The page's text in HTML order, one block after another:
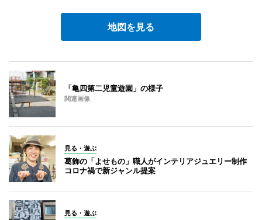
地図を見る
「亀四第二児童遊園」の様子
関連画像
見る・遊ぶ
葛飾の「よせもの」職人がインテリアジュエリー制作
コロナ禍で新ジャンル提案
見る・遊ぶ